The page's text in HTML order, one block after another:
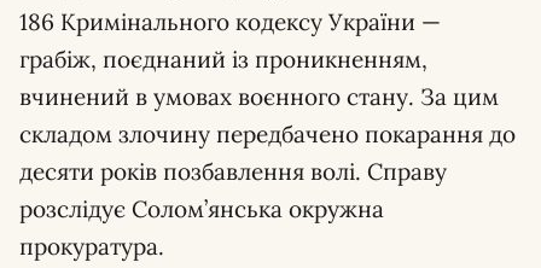
186 Кримінального кодексу України —
грабіж, поєднаний із проникненням,
вчинений в умовах воєнного стану. За цим
складом злочину передбачено покарання до
десяти років позбавлення волі. Справу
розслідує Солом’янська окружна
прокуратура.